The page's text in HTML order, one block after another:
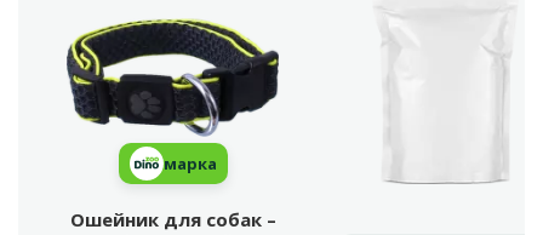
марка
Ошейник для собак –